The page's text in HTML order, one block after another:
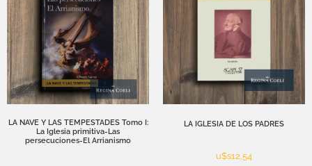
LA NAVE Y LAS TEMPESTADES Tomo I:
La Iglesia primitiva-Las
persecuciones-El Arrianismo
LA IGLESIA DE LOS PADRES
u$s12,54